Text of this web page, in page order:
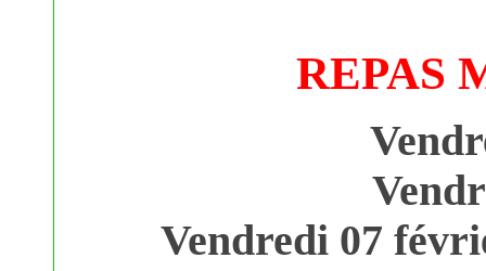
REPAS
Vendredi 07